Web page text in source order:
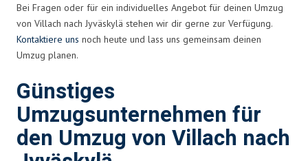
Bei Fragen oder für ein individuelles Angebot für deinen Umzug
von Villach nach Jyväskylä stehen wir dir gerne zur Verfügung.
Kontaktiere uns noch heute und lass uns gemeinsam deinen
Umzug planen.
Günstiges
Umzugsunternehmen für
den Umzug von Villach nach